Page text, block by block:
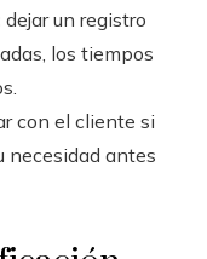
dejar un registro
los tiempos
con el cliente si
necesidad antes